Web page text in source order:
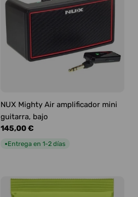
NUX Mighty Air amplificador mini
guitarra, bajo
Precio
habitual
145,00 €
●Entrega en 1-2 días